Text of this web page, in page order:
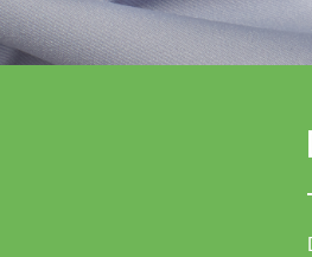
Sustainability
ICELAND,
SWEDEN